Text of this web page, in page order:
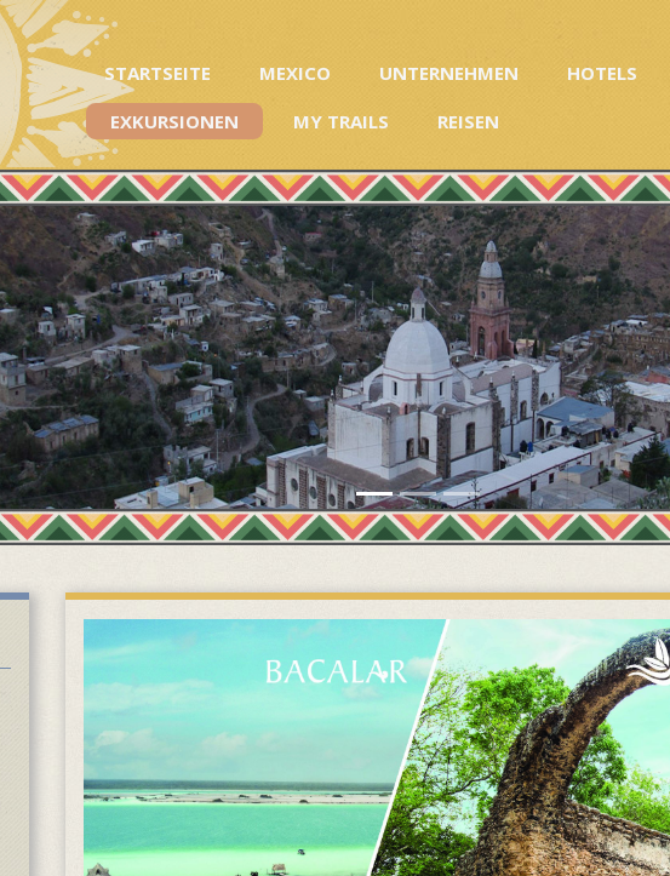
STARTSEITE MEXICO UNTERNEHMEN
HOTELS
EXKURSIONEN
MY TRAILS REISEN